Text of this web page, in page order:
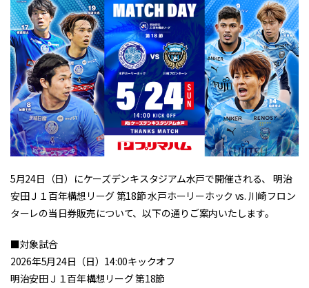
5月24日（日）にケーズデンキスタジアム水戸で開催される、 明治
安田Ｊ１百年構想リーグ 第18節 水戸ホーリーホック vs. 川崎フロン
ターレの当日券販売について、以下の通りご案内いたします。
■対象試合
2026年5月24日（日）14:00キックオフ
明治安田Ｊ１百年構想リーグ 第18節